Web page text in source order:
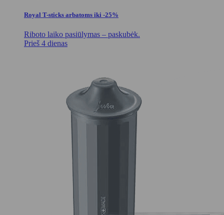
Royal T-sticks arbatoms iki -25%
Riboto laiko pasiūlymas – paskubėk.
Prieš 4 dienas